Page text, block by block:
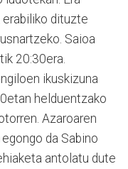
erabiliko dituzte
Saioa
20:30era.
ikuskizuna
helduentzako
Azaroaren
da Sabino
antolatu dute